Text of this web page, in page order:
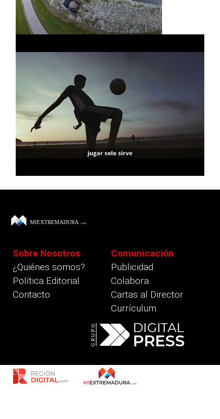
Sobre Nosotros
¿Quiénes somos?
Política Editorial
Contacto
Comunicación
Publicidad
Colabora
Cartas al Director
Currículum